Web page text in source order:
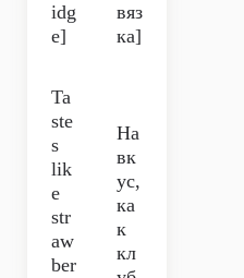
idg
e]
вяз
ка]
Ta
ste
s
lik
e
str
aw
ber
На
вк
ус,
ка
к
кл